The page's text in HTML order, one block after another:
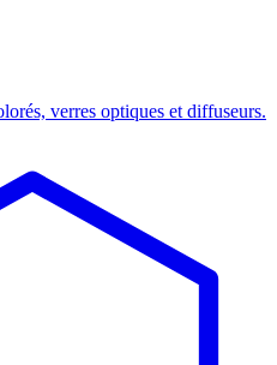
verres optiques et diffuseurs.